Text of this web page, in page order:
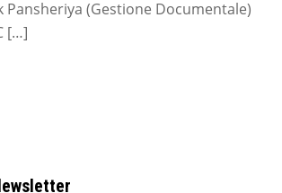
Pansheriya (Gestione Documentale)
[…]